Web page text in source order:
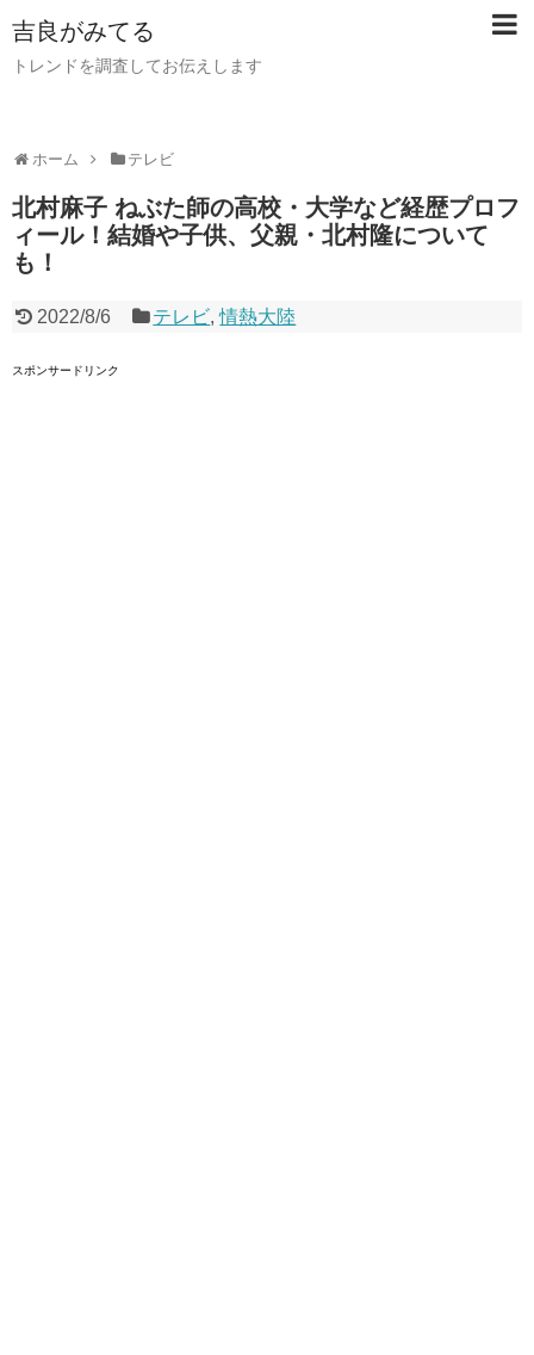
吉良がみてる
トレンドを調査してお伝えします
ホーム テレビ
北村麻子 ねぶた師の高校・大学など経歴プロフ
ィール！結婚や子供、父親・北村隆について
も！
2022/8/6 テレビ,情熱大陸
スポンサードリンク